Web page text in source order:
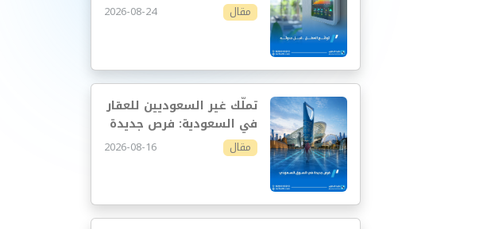
مقال 2026-08-24
تملّك غير السعوديين للعقار
في السعودية: فرص جديدة
وإدارة أكثر احترافية
مقال 2026-08-16